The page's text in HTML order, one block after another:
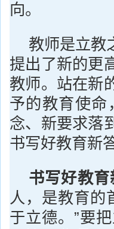
向。
教师是立教
提出了新的更
教师。站在新
予的教育使命
念、新要求落
书写好教育新
书写好教
人，是教育的
于立德。”要